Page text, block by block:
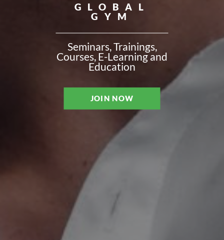
GLOBAL
GYM
Seminars, Trainings,
Courses, E-Learning and
Education
JOIN NOW